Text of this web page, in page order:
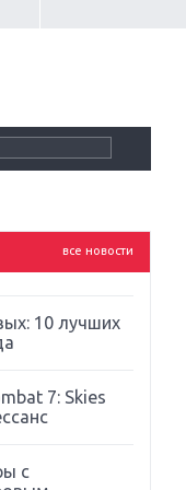
все новости
ругать
10 лучших
7: Skies
с